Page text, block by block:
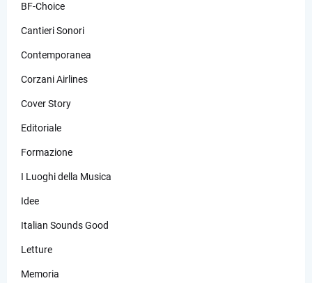
BF-Choice
Cantieri Sonori
Contemporanea
Corzani Airlines
Cover Story
Editoriale
Formazione
I Luoghi della Musica
Idee
Italian Sounds Good
Letture
Memoria